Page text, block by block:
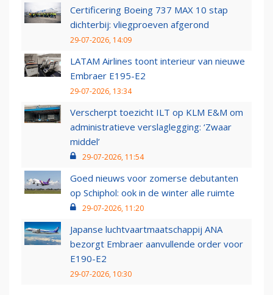
Certificering Boeing 737 MAX 10 stap
dichterbij: vliegproeven afgerond
29-07-2026, 14:09
LATAM Airlines toont interieur van nieuwe
Embraer E195-E2
29-07-2026, 13:34
Verscherpt toezicht ILT op KLM E&M om
administratieve verslaglegging: ‘Zwaar
middel’
29-07-2026, 11:54
Goed nieuws voor zomerse debutanten
op Schiphol: ook in de winter alle ruimte
29-07-2026, 11:20
Japanse luchtvaartmaatschappij ANA
bezorgt Embraer aanvullende order voor
E190-E2
29-07-2026, 10:30